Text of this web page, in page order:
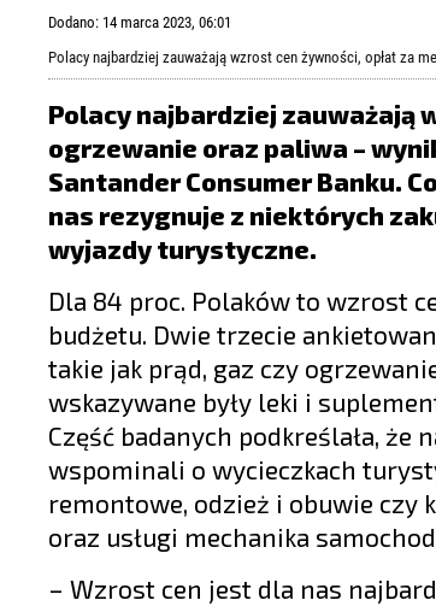
OPINIE I KOMENTARZE
Dodano: 14 marca 2023, 06:01
Polacy najbardziej zauważają wzrost cen żywności, opłat za
Polacy najbardziej zauważają
ogrzewanie oraz paliwa –
Santander Consumer Banku.
nas rezygnuje z niektórych
wyjazdy turystyczne.
Dla 84 proc. Polaków to wzrost
budżetu. Dwie trzecie
takie jak prąd, gaz czy
wskazywane były leki i
Część badanych podkreślała,
wspominali o wycieczkach
remontowe, odzież i obuwie czy
oraz usługi mechanika
– Wzrost cen jest dla nas